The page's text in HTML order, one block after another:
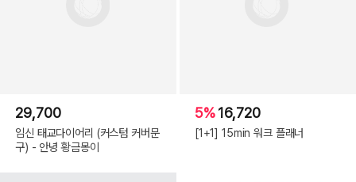
29,700
임신 태교다이어리 (커스텀 커버문
구) - 안녕 황금몽이
5%16,720
[1+1] 15min 워크 플래너